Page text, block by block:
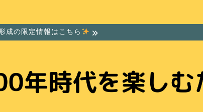
成の限定情報はこちら